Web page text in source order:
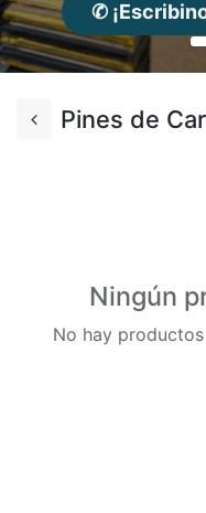
✆
Pines de
Ningún
No hay